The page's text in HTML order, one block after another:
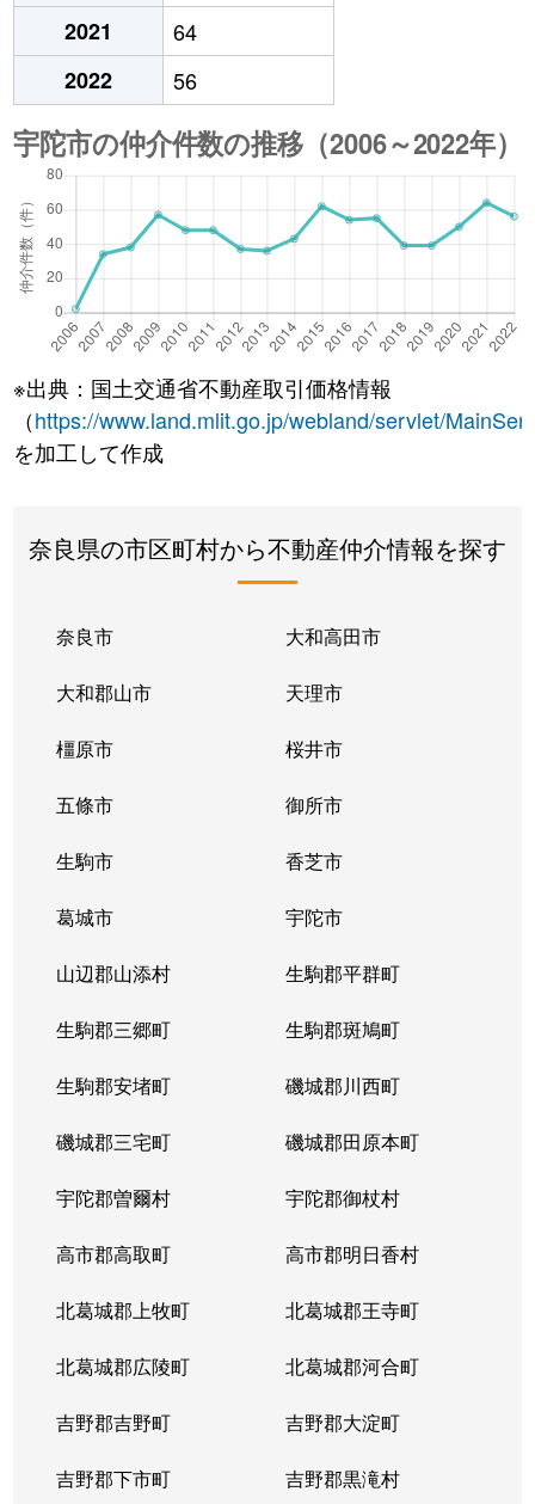
2021
64
2022
56
※出典：国土交通省不動産取引価格情報
（https://www.land.mlit.go.jp/webland/servlet/
を加工して作成
奈良県の市区町村から不動産仲介情報を探す
奈良市 大和高田市
大和郡山市 天理市
橿原市 桜井市
五條市 御所市
生駒市 香芝市
葛城市 宇陀市
山辺郡山添村 生駒郡平群町
生駒郡三郷町 生駒郡斑鳩町
生駒郡安堵町 磯城郡川西町
磯城郡三宅町 磯城郡田原本町
宇陀郡曽爾村 宇陀郡御杖村
高市郡高取町 高市郡明日香村
北葛城郡上牧町 北葛城郡王寺町
北葛城郡広陵町 北葛城郡河合町
吉野郡吉野町 吉野郡大淀町
吉野郡下市町 吉野郡黒滝村